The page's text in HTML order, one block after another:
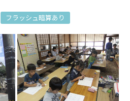
フラッシュ暗算あり